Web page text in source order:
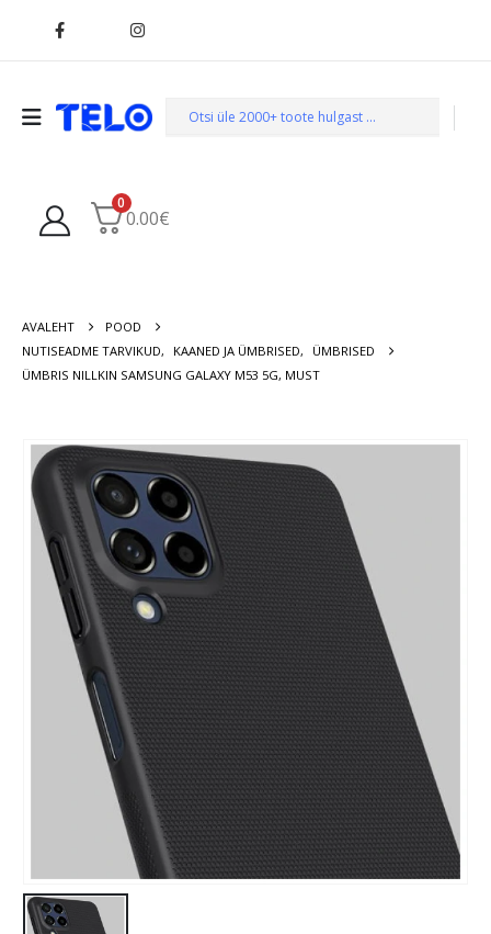
0
0.00€
AVALEHT
POOD
NUTISEADME TARVIKUD, KAANED JA ÜMBRISED,
ÜMBRISED
ÜMBRIS NILLKIN SAMSUNG GALAXY M53 5G, MUST